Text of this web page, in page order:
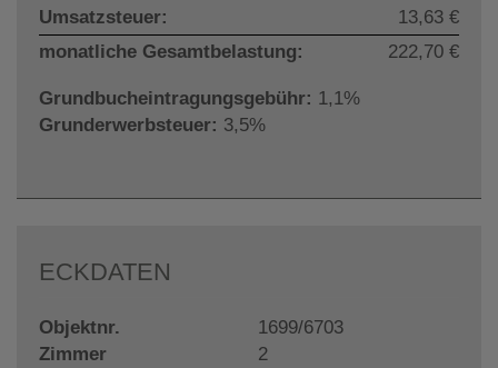
Umsatzsteuer:
13,63 €
monatliche Gesamtbelastung:
222,70 €
Grundbucheintragungsgebühr: 1,1%
Grunderwerbsteuer: 3,5%
ECKDATEN
Objektnr.
1699/6703
Zimmer
2